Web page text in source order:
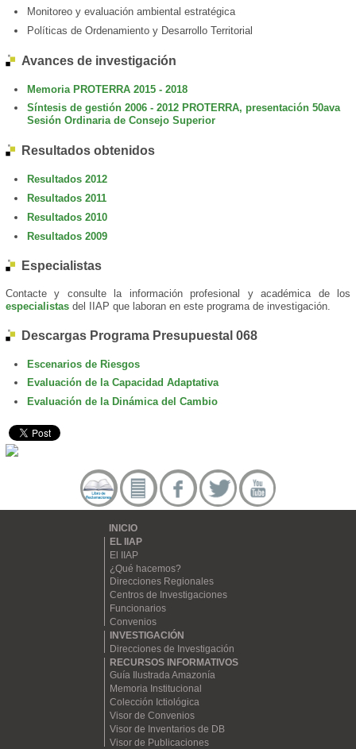
Monitoreo y evaluación ambiental estratégica
Políticas de Ordenamiento y Desarrollo Territorial
Avances de investigación
Memoria PROTERRA 2015 - 2018
Síntesis de gestión 2006 - 2012 PROTERRA, presentación 50ava
Sesión Ordinaria de Consejo Superior
Resultados obtenidos
Resultados 2012
Resultados 2011
Resultados 2010
Resultados 2009
Especialistas
Contacte y consulte la información profesional y académica de los
especialistasdel IIAP que laboran en este programa de investigación.
Descargas Programa Presupuestal 068
Escenarios de Riesgos
Evaluación de la Capacidad Adaptativa
Evaluación de la Dinámica del Cambio
INICIO
EL IIAP
El IIAP
¿Qué hacemos?
Direcciones Regionales
Centros de Investigaciones
Funcionarios
Convenios
INVESTIGACIÓN
Direcciones de Investigación
RECURSOS INFORMATIVOS
Guía Ilustrada Amazonía
Memoria Institucional
Colección Ictiológica
Visor de Convenios
Visor de Inventarios de DB
Visor de Publicaciones